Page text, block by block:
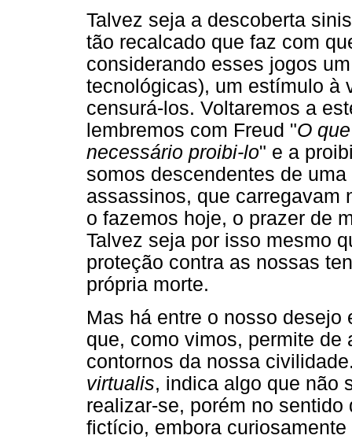
Talvez seja a descoberta
tão recalcado que faz com
considerando esses jogos
tecnológicas), um estímulo à
censurá-los. Voltaremos a
lembremos com Freud "O
necessário proibi-lo" e a
somos descendentes de
assassinos, que carregavam
o fazemos hoje, o prazer de
Talvez seja por isso mesmo
proteção contra as nossas
própria morte.
Mas há entre o nosso
que, como vimos, permite de
contornos da nossa
virtualis, indica algo que não
realizar-se, porém no
fictício, embora